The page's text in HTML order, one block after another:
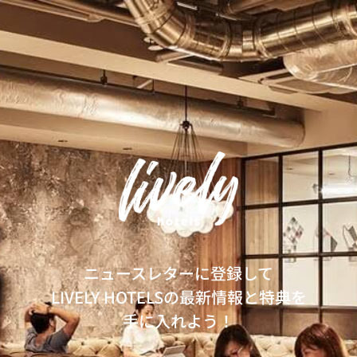
ニュースレターに登録して
LIVELY HOTELSの最新情報と特典を
手に入れよう！